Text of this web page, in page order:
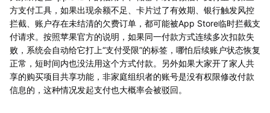
方支付工具，如果出现余额不足、卡片过了有效期、银行触发风控
拦截、账户存在未结清的欠费订单，都可能被App Store临时拦截支
付请求。按照苹果官方的说明，如果同一付款方式连续多次扣款失
败，系统会自动给它打上“支付受限”的标签，哪怕后续账户状态恢复
正常，短时间内也没法用这个方式付款。另外如果大家开了家人共
享的购买项目共享功能，非家庭组织者的账号是没有权限修改付款
信息的，这种情况发起支付也大概率会被驳回。